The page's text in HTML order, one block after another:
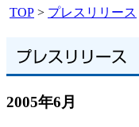
TOP > プレスリリース
2005年6月